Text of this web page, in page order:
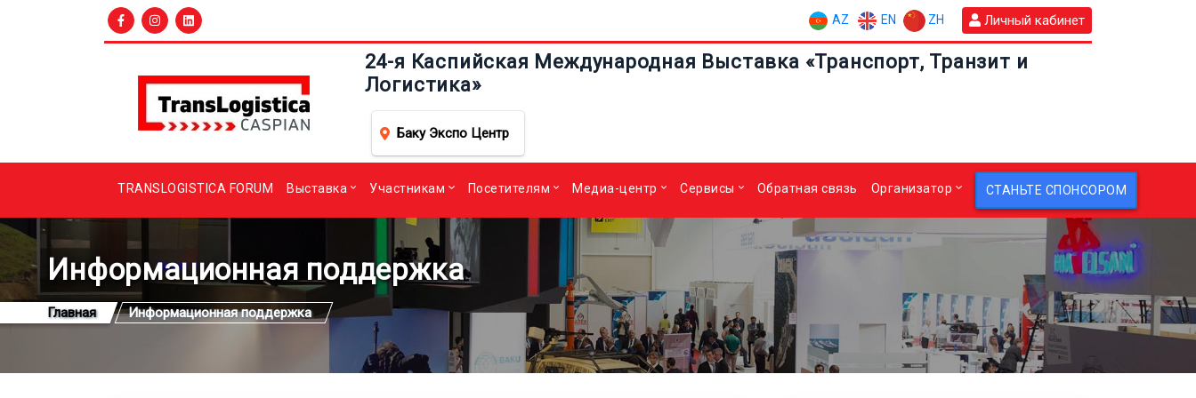
AZ EN ZH Личный кабинет
24-я Каспийская Международная Выставка «Транспорт, Транзит и
Логистика»
Баку Экспо Центр
TRANSLOGISTICA FORUM Выставка Участникам Посетителям Медиа-центр Сервисы Обратная связь Организатор СТАНЬТЕ СПОНСОРОМ
Информационная поддержка
Главная Информационная поддержка